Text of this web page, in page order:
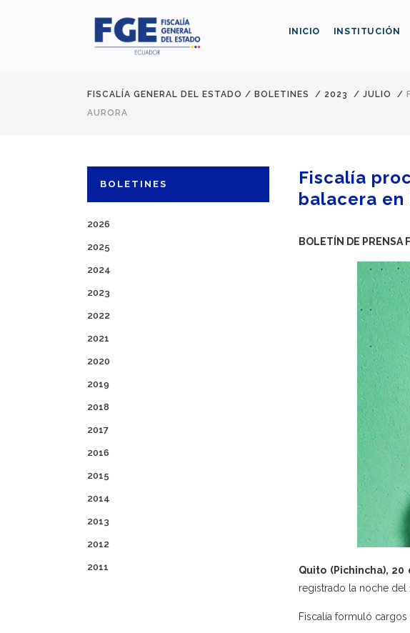
INICIO INSTITUCIÓN
FISCALÍA GENERAL DEL ESTADO / BOLETINES / 2023 / JULIO /
AURORA
BOLETINES
2026
2025
2024
2023
2022
2021
2020
2019
2018
2017
2016
2015
2014
2013
2012
2011
Fiscalía
balacera en
BOLETÍN DE PRENSA
Quito (Pichincha),
registrado la noche del
Fiscalía formuló